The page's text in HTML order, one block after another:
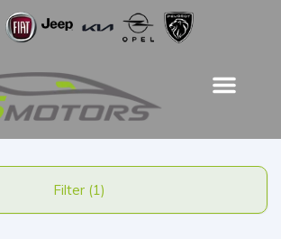
Filter (1)